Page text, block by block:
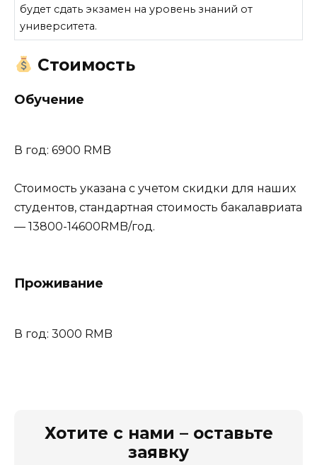
будет сдать экзамен на уровень знаний от
университета.
Стоимость
Обучение
В год: 6900 RMB
Стоимость указана с учетом скидки для наших
студентов, стандартная стоимость бакалавриата
— 13800-14600RMB/год.
Проживание
В год: 3000 RMB
Хотите с нами – оставьте
заявку